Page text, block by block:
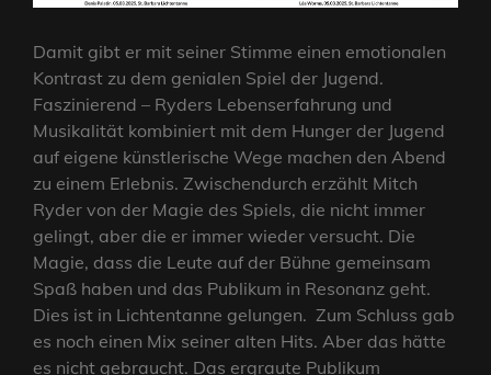
Damit gibt er mit seiner Stimme einen emotionalen
Kontrast zu dem genialen Spiel der Jugend.
Faszinierend – Ryders Lebenserfahrung und
Musikalität kombiniert mit dem Hunger der Jugend
auf eigene künstlerische Wege machen den Abend
zu einem Erlebnis. Zwischendurch erzählt Mitch
Ryder von der Magie des Spiels, die nicht immer
gelingt, aber die er immer wieder versucht. Die
Magie, dass die Leute auf der Bühne gemeinsam
Spaß haben und das Publikum in Resonanz geht.
Dies ist in Lichtentanne gelungen. Zum Schluss gab
es noch einen Mix seiner alten Hits. Aber das hätte
es nicht gebraucht. Das ergraute Publikum